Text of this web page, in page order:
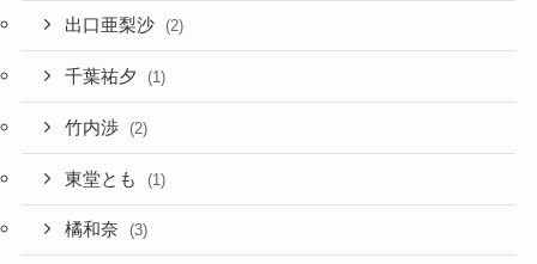
出口亜梨沙 (2)
千葉祐夕 (1)
竹内渉 (2)
東堂とも (1)
橘和奈 (3)